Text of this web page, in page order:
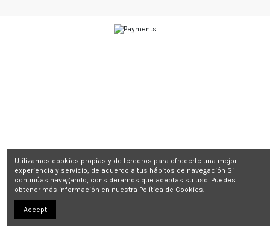
Utilizamos cookies propias y de terceros para ofrecerte una mejor
experiencia y servicio, de acuerdo a tus hábitos de navegación Si
continúas navegando, consideramos que aceptas su uso. Puedes
obtener más información en nuestra Política de Cookies.
Accept